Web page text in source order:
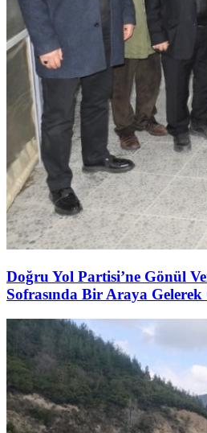
Doğru Yol Partisi’ne Gönül
Sofrasında Bir Araya